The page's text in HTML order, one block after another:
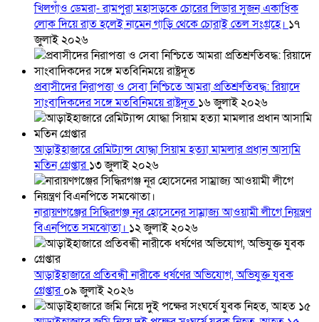
খিলগাঁও ডেমরা- রামপুরা মহাসড়কে চোরের লিডার সুজন একাধিক
লোক দিয়ে রাত হলেই নামেন গাড়ি থেকে চোরাই তেল সংগ্রহে। ১৭
জুলাই ২০২৬
প্রবাসীদের নিরাপত্তা ও সেবা নিশ্চিতে আমরা প্রতিশ্রুতিবদ্ধ: রিয়াদে
সাংবাদিকদের সঙ্গে মতবিনিময়ে রাষ্ট্রদূত ১৬ জুলাই ২০২৬
আড়াইহাজারে রেমিট্যান্স যোদ্ধা সিয়াম হত্যা মামলার প্রধান আসামি
মতিন গ্রেপ্তার১৩ জুলাই ২০২৬
নারায়ণগঞ্জের সিদ্ধিরগঞ্জ নূর হোসেনের সাম্রাজ্য আওয়ামী লীগে নিয়ন্ত্রণ
বিএনপিতে সমঝোতা। ১২ জুলাই ২০২৬
আড়াইহাজারে প্রতিবন্ধী নারীকে ধর্ষণের অভিযোগ, অভিযুক্ত যুবক
গ্রেপ্তার০৯ জুলাই ২০২৬